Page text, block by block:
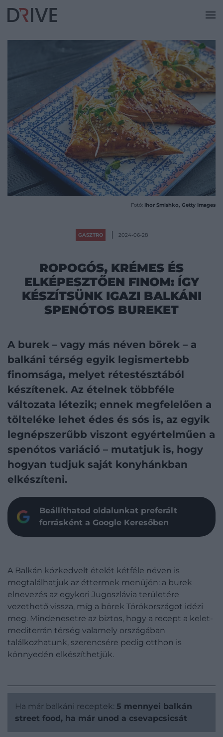
Fotó: Ihor Smishko, Getty Images
GASZTRO 2024-06-28
ROPOGÓS, KRÉMES ÉS
ELKÉPESZTŐEN FINOM: ÍGY
KÉSZÍTSÜNK IGAZI BALKÁNI
SPENÓTOS BUREKET
A burek – vagy más néven börek – a
balkáni térség egyik legismertebb
finomsága, melyet rétestésztából
készítenek. Az ételnek többféle
változata létezik; ennek megfelelően a
tölteléke lehet édes és sós is, az egyik
legnépszerűbb viszont egyértelműen a
spenótos variáció – mutatjuk is, hogy
hogyan tudjuk saját konyhánkban
elkészíteni.
Beállíthatod oldalunkat preferált
forrásként a Google Keresőben
A Balkán közkedvelt ételét kétféle néven is
megtalálhatjuk az éttermek menüjén: a burek
elnevezés az egykori Jugoszlávia területére
vezethető vissza, míg a börek Törökországot idézi
meg. Mindenesetre az biztos, hogy a recept a kelet-
mediterrán térség valamely országában
találkozhatunk, szerencsére pedig otthon is
könnyedén elkészíthetjük.
Ha már balkáni receptek: 5 mennyei balkán
street food, ha már unod a csevapcsicsát